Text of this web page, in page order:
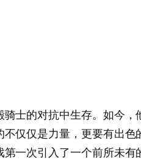
士的对抗中生存。如今
仅仅是力量，更要有出
一次引入了一个前所未